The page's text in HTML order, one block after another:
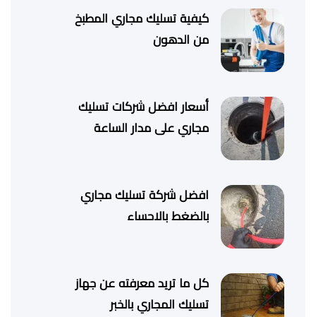
كيفية تسليك مجاري المطبخ
من الدهون
أسعار افضل شركات تسليك
مجاري على مدار الساعة
افضل شركة تسليك مجاري
بالضغط بالاحساء
كل ما تريد معرفته عن جهاز
تسليك المجاري بالخبر